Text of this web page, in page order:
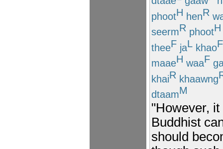
phootH henR
seermR phootH
theeF jaL khaoF
maaeH waaF
khaiR khaawng
dtaamM
"However,
Buddhist
should